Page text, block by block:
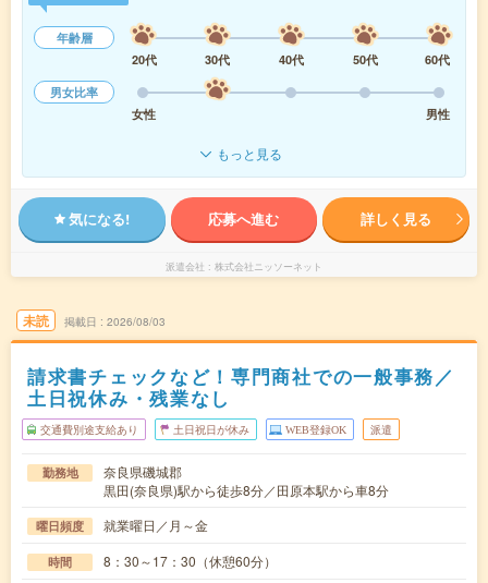
年齢層
20代
30代 40代 50代
60代
男女比率
女性
男性
もっと見る
気になる! 応募へ進む 詳しく見る
派遣会社 株式会社ニッソーネット
未読 掲載日 2026/08/03
請求書チェックなど！専門商社での一般事務／
土日祝休み・残業なし
交通費別途支給あり 土日祝日が休み WEB登録OK 派遣
勤務地
奈良県磯城郡
黒田(奈良県)駅から徒歩8分／田原本駅から車8分
曜日頻度 就業曜日／月～金
時間 8：30～17：30（休憩60分）